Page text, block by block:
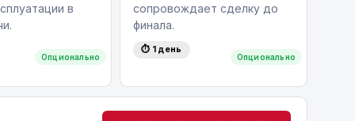
Опционально
в
Опционально
сопровождает сделку до
финала.
⏱ 1 день